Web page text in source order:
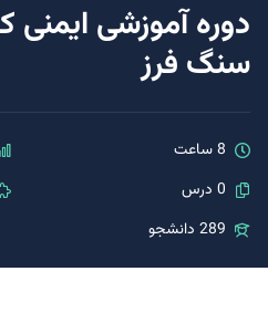
دوره آموزشی ایمنی
سنگ فرز
8 ساعت
0 درس
289 دانشجو